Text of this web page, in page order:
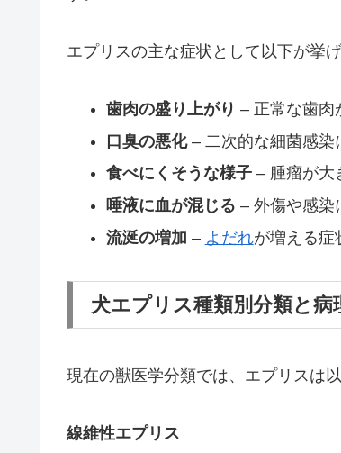
エプリスの主な症状として以下が挙げ
歯肉の盛り上がり – 正常な歯肉
口臭の悪化– 二次的な細菌感染
食べにくそうな様子– 腫瘤が大
唾液に血が混じる – 外傷や感染
流涎の増加 – よだれが増える症
犬エプリス種類別分類と病
現在の獣医学分類では、エプリスは
線維性エプリス